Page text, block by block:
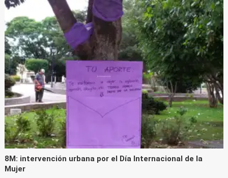
8M: intervención urbana por el Día Internacional de la
Mujer